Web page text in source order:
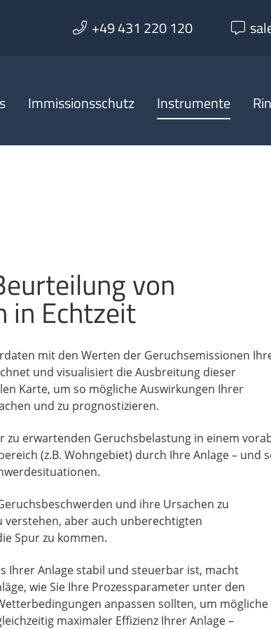
+49 431 220 120
Immissionsschutz Instrumente
von
in Echtzeit
mit den Werten der Geruchsemissionen
und visualisiert die Ausbreitung dieser
Karte, um so mögliche Auswirkungen Ihrer
und zu prognostizieren.
zu erwartenden Geruchsbelastung in einem
(z.B. Wohngebiet) durch Ihre Anlage – und
und ihre Ursachen zu
verstehen, aber auch unberechtigten
Spur zu kommen.
Ihrer Anlage stabil und steuerbar ist, macht
wie Sie Ihre Prozessparameter unter den
anpassen sollten, um mögliche
maximaler Effizienz Ihrer Anlage –